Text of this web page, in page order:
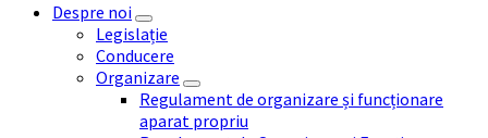
Despre noi
Legislație
Conducere
Organizare
Regulament de organizare și funcționare
aparat propriu